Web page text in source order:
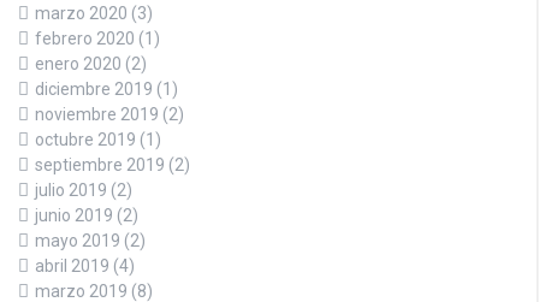
marzo 2020 (3)
febrero 2020 (1)
enero 2020 (2)
diciembre 2019 (1)
noviembre 2019 (2)
octubre 2019 (1)
septiembre 2019 (2)
julio 2019 (2)
junio 2019 (2)
mayo 2019 (2)
abril 2019 (4)
marzo 2019 (8)